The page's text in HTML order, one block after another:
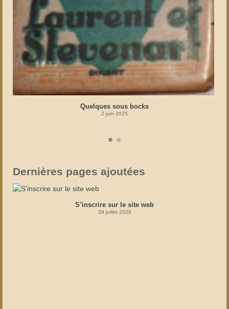
Quelques sous bocks
2 juin 2025
Dernières pages ajoutées
S’inscrire sur le site web
29 juillet 2026